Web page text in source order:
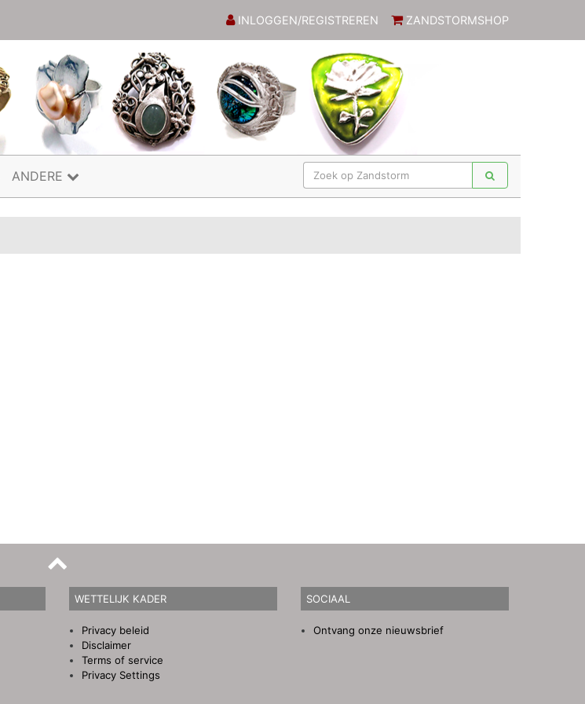
INLOGGEN/REGISTREREN ZANDSTORMSHOP
ANDERE
WETTELIJK KADER
Privacy beleid
Disclaimer
Terms of service
Privacy Settings
SOCIAAL
Ontvang onze nieuwsbrief